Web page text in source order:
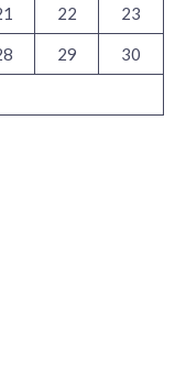
22 23
29 30